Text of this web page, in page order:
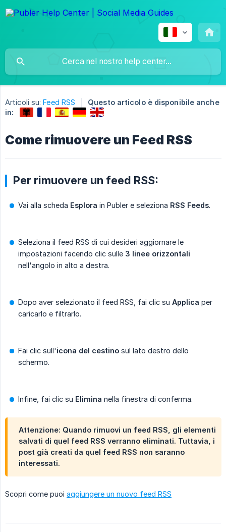
Articoli su: Feed RSS
Questo articolo è disponibile anche
in:
Come rimuovere un Feed RSS
Per rimuovere un feed RSS:
Vai alla scheda Esplora in Publer e seleziona RSS Feeds.
Seleziona il feed RSS di cui desideri aggiornare le
impostazioni facendo clic sulle 3 linee orizzontali
nell'angolo in alto a destra.
Dopo aver selezionato il feed RSS, fai clic su Applica per
caricarlo e filtrarlo.
Fai clic sull'icona del cestino sul lato destro dello
schermo.
Infine, fai clic su Elimina nella finestra di conferma.
Attenzione: Quando rimuovi un feed RSS, gli elementi
salvati di quel feed RSS verranno eliminati. Tuttavia, i
post già creati da quel feed RSS non saranno
interessati.
Scopri come puoi aggiungere un nuovo feed RSS